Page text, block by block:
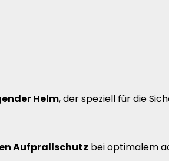
Helm, der speziell für die
Aufprallschutz bei optimalem